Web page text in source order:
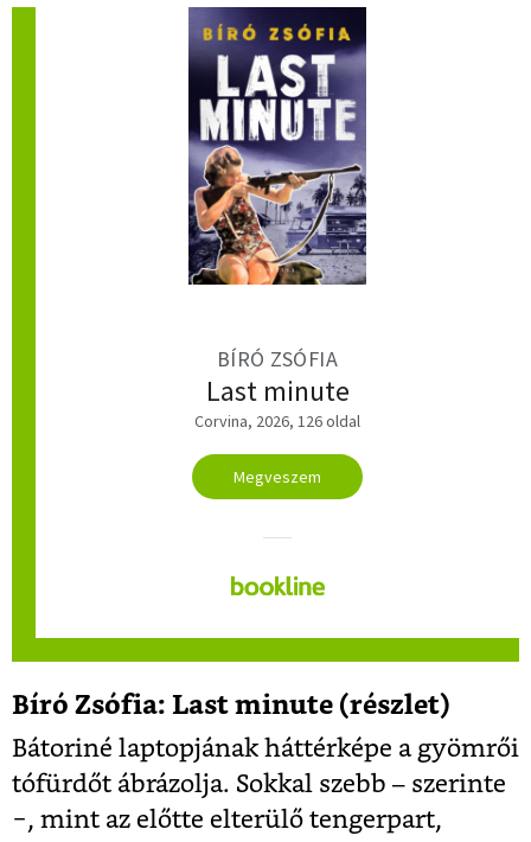
BÍRÓ ZSÓFIA
Last minute
Corvina, 2026, 126 oldal
Megveszem
Bíró Zsófia: Last minute (részlet)
Bátoriné laptopjának háttérképe a gyömrői
tófürdőt ábrázolja. Sokkal szebb – szerinte
−, mint az előtte elterülő tengerpart,